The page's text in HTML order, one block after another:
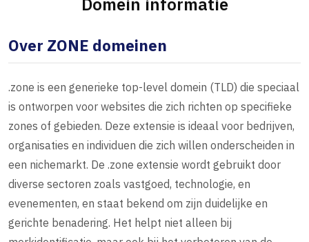
Over ZONE domeinen
.zone is een generieke top-level domein (TLD) die speciaal
is ontworpen voor websites die zich richten op specifieke
zones of gebieden. Deze extensie is ideaal voor bedrijven,
organisaties en individuen die zich willen onderscheiden in
een nichemarkt. De .zone extensie wordt gebruikt door
diverse sectoren zoals vastgoed, technologie, en
evenementen, en staat bekend om zijn duidelijke en
gerichte benadering. Het helpt niet alleen bij